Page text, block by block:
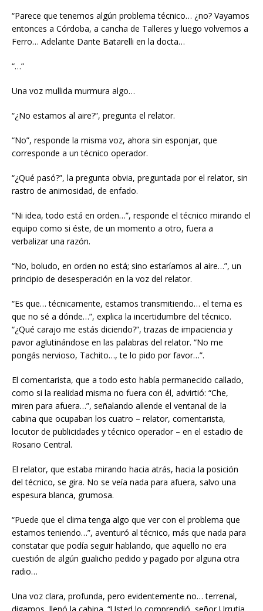
“Parece que tenemos algún problema técnico… ¿no? Vayamos
entonces a Córdoba, a cancha de Talleres y luego volvemos a
Ferro… Adelante Dante Batarelli en la docta…
“…”
Una voz mullida murmura algo…
“¿No estamos al aire?”, pregunta el relator.
“No”, responde la misma voz, ahora sin esponjar, que
corresponde a un técnico operador.
“¿Qué pasó?”, la pregunta obvia, preguntada por el relator, sin
rastro de animosidad, de enfado.
“Ni idea, todo está en orden…”, responde el técnico mirando el
equipo como si éste, de un momento a otro, fuera a
verbalizar una razón.
“No, boludo, en orden no está; sino estaríamos al aire…”, un
principio de desesperación en la voz del relator.
“Es que… técnicamente, estamos transmitiendo… el tema es
que no sé a dónde…”, explica la incertidumbre del técnico.
“¿Qué carajo me estás diciendo?”, trazas de impaciencia y
pavor aglutinándose en las palabras del relator. “No me
pongás nervioso, Tachito…, te lo pido por favor…”.
El comentarista, que a todo esto había permanecido callado,
como si la realidad misma no fuera con él, advirtió: “Che,
miren para afuera…”, señalando allende el ventanal de la
cabina que ocupaban los cuatro – relator, comentarista,
locutor de publicidades y técnico operador – en el estadio de
Rosario Central.
El relator, que estaba mirando hacia atrás, hacia la posición
del técnico, se gira. No se veía nada para afuera, salvo una
espesura blanca, grumosa.
“Puede que el clima tenga algo que ver con el problema que
estamos teniendo…”, aventuró al técnico, más que nada para
constatar que podía seguir hablando, que aquello no era
cuestión de algún gualicho pedido y pagado por alguna otra
radio…
Una voz clara, profunda, pero evidentemente no… terrenal,